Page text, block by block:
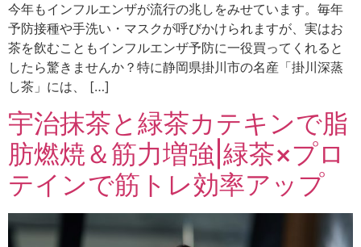
今年もインフルエンザが流行の兆しをみせています。毎年
予防接種や手洗い・マスクが呼びかけられますが、実はお
茶を飲むこともインフルエンザ予防に一役買ってくれると
したら驚きませんか？特に静岡県掛川市の名産「掛川深蒸
し茶」には、 […]
宇治抹茶と緑茶カテキンで脂
肪燃焼＆筋力増強|緑茶×プロ
テインで筋トレ効率アップ